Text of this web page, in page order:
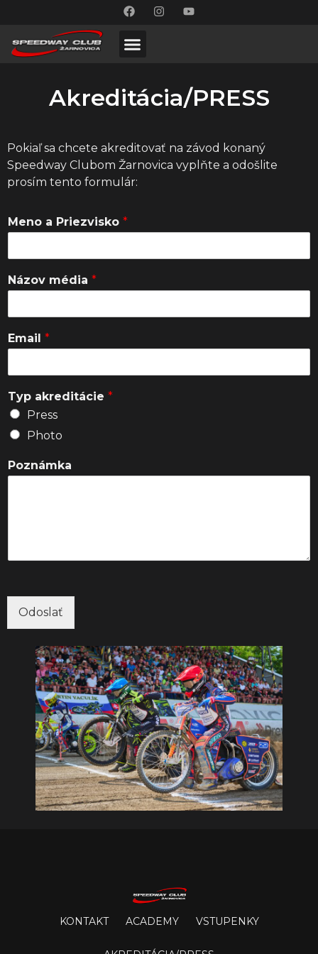
Akreditácia/PRESS
Pokiaľ sa chcete akreditovať na závod konaný
Speedway Clubom Žarnovica vyplňte a odošlite
prosím tento formulár:
Meno a Priezvisko *
Názov média *
Email *
Typ akreditácie *
Press
Photo
Poznámka
Odoslať
KONTAKT ACADEMY VSTUPENKY